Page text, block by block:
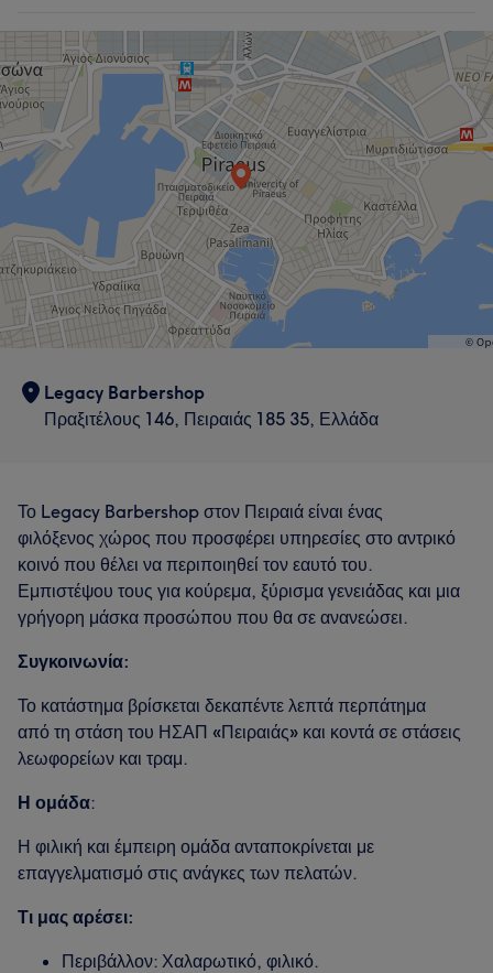
Τι λένε οι πελάτες μας για Κριστιάν
Professional Pleasant 6
Legacy Barbershop
Πραξιτέλους 146, Πειραιάς 185 35, Ελλάδα
Το Legacy Barbershop στον Πειραιά είναι ένας
φιλόξενος χώρος που προσφέρει υπηρεσίες στο αντρικό
κοινό που θέλει να περιποιηθεί τον εαυτό του.
Εμπιστέψου τους για κούρεμα, ξύρισμα γενειάδας και μια
γρήγορη μάσκα προσώπου που θα σε ανανεώσει.
Συγκοινωνία:
Το κατάστημα βρίσκεται δεκαπέντε λεπτά περπάτημα
από τη στάση του ΗΣΑΠ «Πειραιάς» και κοντά σε στάσεις
λεωφορείων και τραμ.
Η ομάδα:
Η φιλική και έμπειρη ομάδα ανταποκρίνεται με
επαγγελματισμό στις ανάγκες των πελατών.
Τι μας αρέσει:
Περιβάλλον: Χαλαρωτικό, φιλικό.